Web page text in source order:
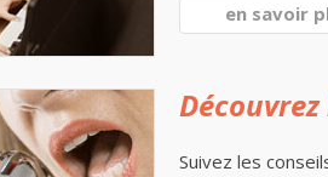
en savoir
Suivez les